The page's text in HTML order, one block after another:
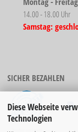
Diese Webseite
Technologien
14.00 - 18.00 Uhr
Samstag:
SICHER BEZAHLEN
Bücher sind nicht